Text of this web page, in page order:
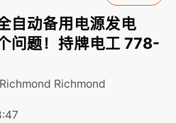
自动备用电源发电
问题！持牌电工 778-
Richmond